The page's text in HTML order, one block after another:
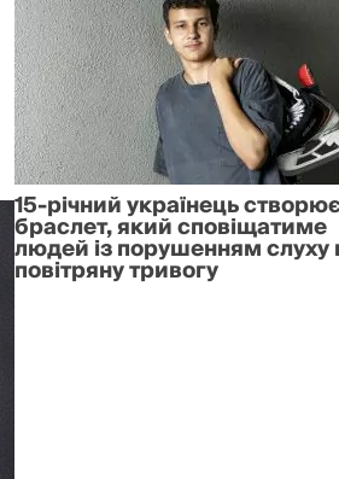
15-річний українець
браслет, який сповіщатиме
людей із порушенням слуху
повітряну тривогу